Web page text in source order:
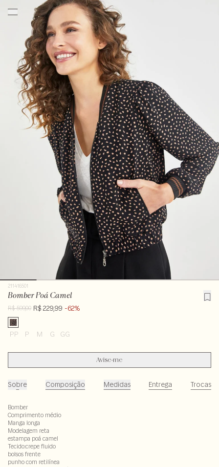
211416501
Bomber Poá Camel
R$ 599,00 R$ 229,99 -62%
PP P M G GG
Avise-me
Sobre Composição Medidas Entrega Trocas
Bomber
Comprimento médio
Manga longa
Modelagem reta
estampa poá camel
Tecido:crepe fluido
bolsos frente
punho com retilínea